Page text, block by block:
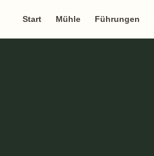
Start Mühle Führungen